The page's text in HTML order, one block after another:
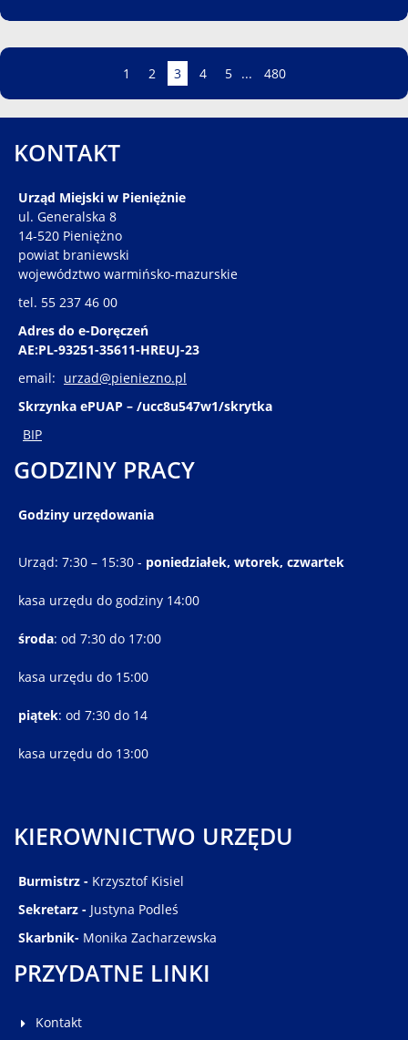
Strona
1 Strona
2 Strona
3 Strona
4 Strona
5 ... Strona
480
KONTAKT
Urząd Miejski w Pieniężnie
ul. Generalska 8
14-520 Pieniężno
powiat braniewski
województwo warmińsko-mazurskie
tel. 55 237 46 00
Adres do e-Doręczeń
AE:PL-93251-35611-HREUJ-23
email: urzad@pieniezno.pl
Skrzynka ePUAP – /ucc8u547w1/skrytka
BIP
GODZINY PRACY
Godziny urzędowania
Urząd: 7:30 – 15:30 - poniedziałek, wtorek, czwartek
kasa urzędu do godziny 14:00
środa: od 7:30 do 17:00
kasa urzędu do 15:00
piątek: od 7:30 do 14
kasa urzędu do 13:00
KIEROWNICTWO URZĘDU
Burmistrz - Krzysztof Kisiel
Sekretarz - Justyna Podleś
Skarbnik- Monika Zacharzewska
PRZYDATNE LINKI
Kontakt